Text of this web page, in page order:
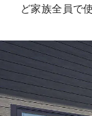
ど家族全員で